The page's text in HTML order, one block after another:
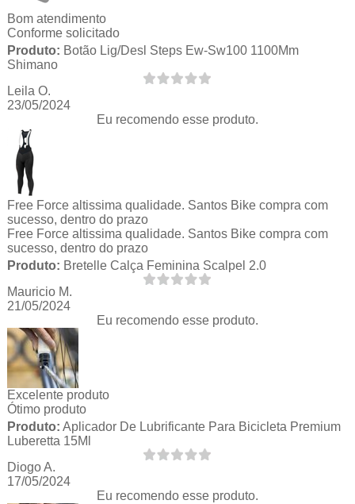
Bom atendimento
Conforme solicitado
Produto: Botão Lig/Desl Steps Ew-Sw100 1100Mm
Shimano
Leila O.
23/05/2024
Eu recomendo esse produto.
Free Force altissima qualidade. Santos Bike compra com
sucesso, dentro do prazo
Free Force altissima qualidade. Santos Bike compra com
sucesso, dentro do prazo
Produto: Bretelle Calça Feminina Scalpel 2.0
Mauricio M.
21/05/2024
Eu recomendo esse produto.
Excelente produto
Ótimo produto
Produto: Aplicador De Lubrificante Para Bicicleta Premium
Luberetta 15Ml
Diogo A.
17/05/2024
Eu recomendo esse produto.